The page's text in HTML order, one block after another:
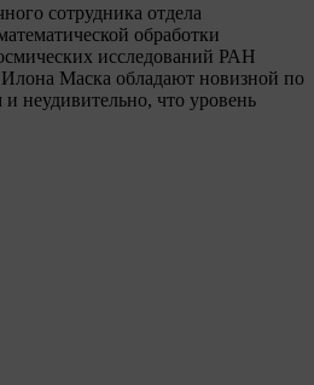
сотрудника отдела
обработки
исследований РАН
Маска обладают новизной по
неудивительно, что уровень